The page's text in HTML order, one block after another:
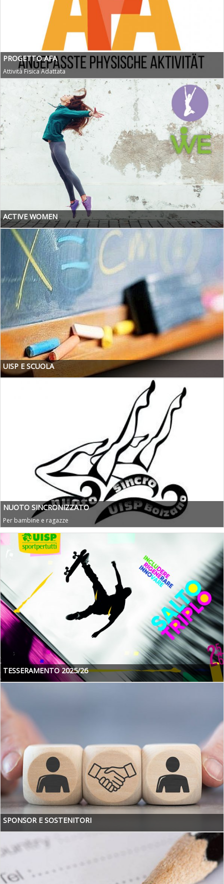
PROGETTO AFA
Attività Fisica Adattata
ACTIVE WOMEN
UISP E SCUOLA
NUOTO SINCRONIZZATO
Per bambine e ragazze
TESSERAMENTO 2025/26
SPONSOR E SOSTENITORI